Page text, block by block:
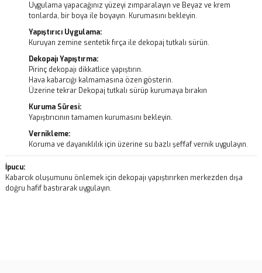
Uygulama yapacağınız yüzeyi zımparalayın ve Beyaz ve krem
tonlarda, bir boya ile boyayın. Kurumasını bekleyin.
Yapıştırıcı Uygulama:
Kuruyan zemine sentetik fırça ile dekopaj tutkalı sürün.
Dekopajı Yapıştırma:
Pirinç dekopajı dikkatlice yapıştırın.
Hava kabarcığı kalmamasına özen gösterin.
Üzerine tekrar Dekopaj tutkalı sürüp kurumaya bırakın
Kuruma Süresi:
Yapıştırıcının tamamen kurumasını bekleyin.
Vernikleme:
Koruma ve dayanıklılık için üzerine su bazlı şeffaf vernik uygulayın.
İpucu:
Kabarcık oluşumunu önlemek için dekopajı yapıştırırken merkezden dışa
doğru hafif bastırarak uygulayın.